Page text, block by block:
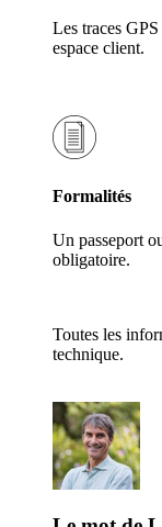
Les traces
espace client.
Formalités
Un passeport
obligatoire.
Toutes les
technique.